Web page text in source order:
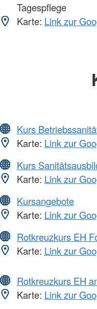
Tagespflege
Karte: Link zur
Kurs
Karte: Link zur
Kurs
Karte: Link zur
Kursangebote
Karte: Link zur
Rotkreuzkurs EH
Karte: Link zur
Rotkreuzkurs EH
Karte: Link zur